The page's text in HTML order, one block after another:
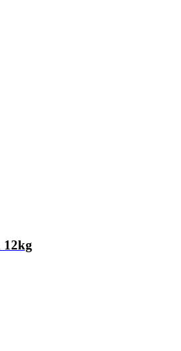
12kg